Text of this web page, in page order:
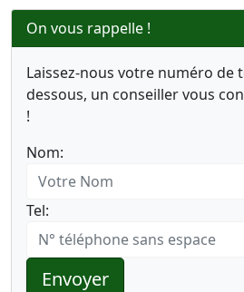
On vous rappelle !
Laissez-nous votre numéro de
dessous, un conseiller vous
!
Nom:
Tel:
Envoyer